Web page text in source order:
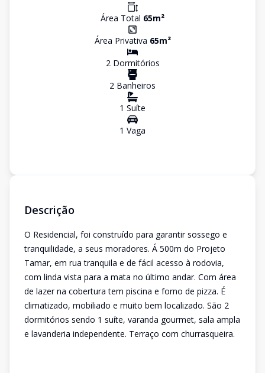
Área Total 65m²
Área Privativa 65m²
2Dormitórios
2 Banheiros
1 Suíte
1 Vaga
Descrição
O Residencial, foi construído para garantir sossego e
tranquilidade, a seus moradores. Á 500m do Projeto
Tamar, em rua tranquila e de fácil acesso à rodovia,
com linda vista para a mata no último andar. Com área
de lazer na cobertura tem piscina e forno de pizza. É
climatizado, mobiliado e muito bem localizado. São 2
dormitórios sendo 1 suíte, varanda gourmet, sala ampla
e lavanderia independente. Terraço com churrasqueira.